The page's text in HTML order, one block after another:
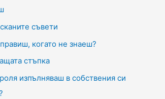
съвети
когато не знаеш?
стъпка
изпълняваш в собствения си